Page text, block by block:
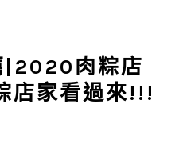
|2020肉粽店
店家看過來!!!